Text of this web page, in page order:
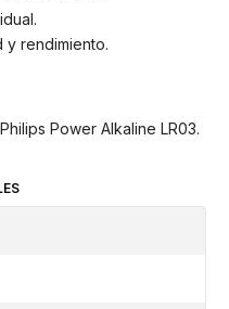
y rendimiento.
Power Alkaline LR03.